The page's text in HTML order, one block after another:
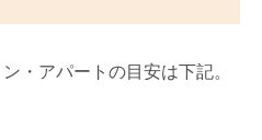
・アパートの目安は下記。